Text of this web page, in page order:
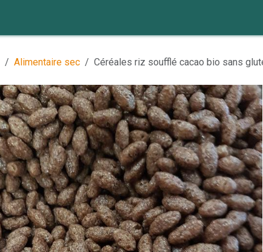
Alimentaire sec Céréales riz soufflé cacao bio sans